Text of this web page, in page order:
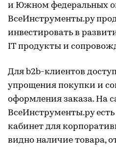
и Южном федеральных
ВсеИнструменты.ру
инвестировать в
IT продукты и
Для b2b-клиентов
упрощения покупки и
оформления заказа. На
ВсеИнструменты.ру
кабинет для
видно наличие товара,